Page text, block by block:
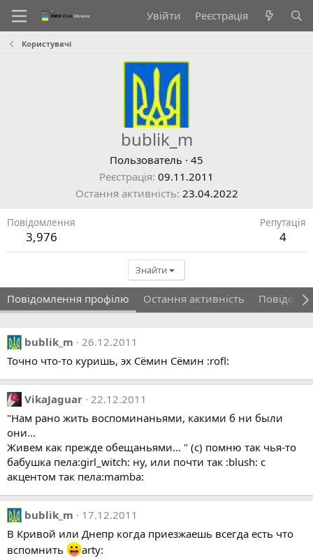
Увійти Реєстрація
Користувачі
bublik_m
Пользователь · 45
Реєстрація 09.11.2011
Остання активність 23.04.2022
Повідомлення
3,976
Репутація
4
Знайти
Повідомлення профілю Остання активність
bublik_m
26.12.2011
Точно что-то куришь, эх Сёмин Сёмин :rofl:
VikaJaguar 22.12.2011
"Нам рано жить воспоминаньями, какими б ни были
они...
Живем как прежде обещаньями... " (с) помню так чья-то
бабушка пела:girl_witch: ну, или почти так :blush: с
акцентом так пела:mamba:
bublik_m
17.12.2011
В Кривой или Днепр когда приезжаешь всегда есть что
вспомнить
arty: